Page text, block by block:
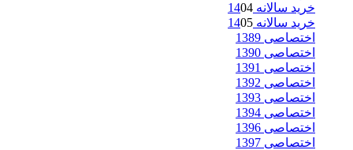
خرید سالانه 14 04
خرید سالانه 14 05
اختصاصی 1389
اختصاصی 1390
اختصاصی 1391
اختصاصی 1392
اختصاصی 1393
اختصاصی 1394
اختصاصی 1396
اختصاصی 1397